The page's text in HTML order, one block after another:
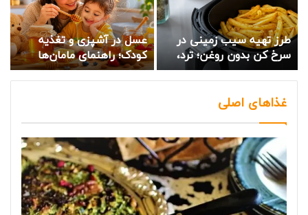
طرز تهیه سیب زمینی در
سرخ کن بدون روغن؛ ترد،
طلایی و خوشمزه مثل
رستوران
عسل در آشپزی و تغذیه
کودک؛ راهنمای مامان‌ها
غذاهای اصلی